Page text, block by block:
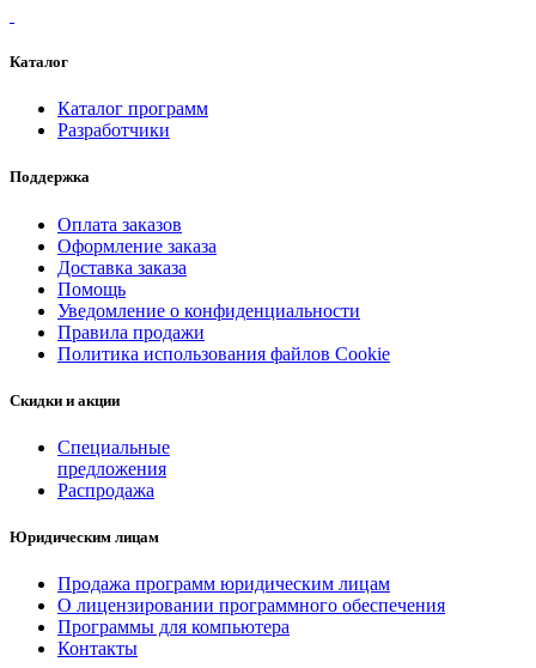
Каталог
Каталог программ
Разработчики
Поддержка
Оплата заказов
Оформление заказа
Доставка заказа
Помощь
Уведомление о конфиденциальности
Правила продажи
Политика использования файлов Cookie
Скидки и акции
Специальные
предложения
Распродажа
Юридическим лицам
Продажа программ юридическим лицам
О лицензировании программного обеспечения
Программы для компьютера
Контакты